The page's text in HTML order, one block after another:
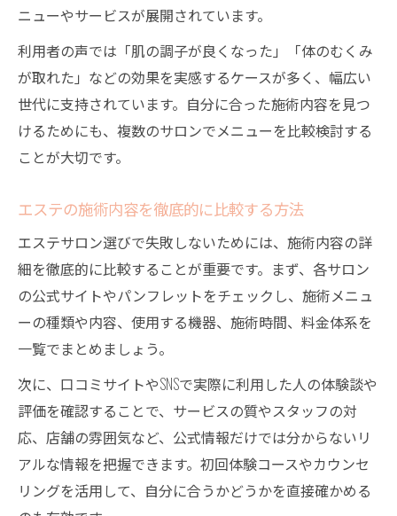
ニューやサービスが展開されています。
利用者の声では「肌の調子が良くなった」「体のむくみ
が取れた」などの効果を実感するケースが多く、幅広い
世代に支持されています。自分に合った施術内容を見つ
けるためにも、複数のサロンでメニューを比較検討する
ことが大切です。
エステの施術内容を徹底的に比較する方法
エステサロン選びで失敗しないためには、施術内容の詳
細を徹底的に比較することが重要です。まず、各サロン
の公式サイトやパンフレットをチェックし、施術メニュ
ーの種類や内容、使用する機器、施術時間、料金体系を
一覧でまとめましょう。
次に、口コミサイトやSNSで実際に利用した人の体験談や
評価を確認することで、サービスの質やスタッフの対
応、店舗の雰囲気など、公式情報だけでは分からないリ
アルな情報を把握できます。初回体験コースやカウンセ
リングを活用して、自分に合うかどうかを直接確かめる